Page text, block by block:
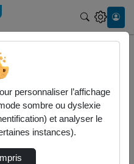
de vues
personnaliser l’affichage
sombre ou dyslexie
et analyser le
instances).